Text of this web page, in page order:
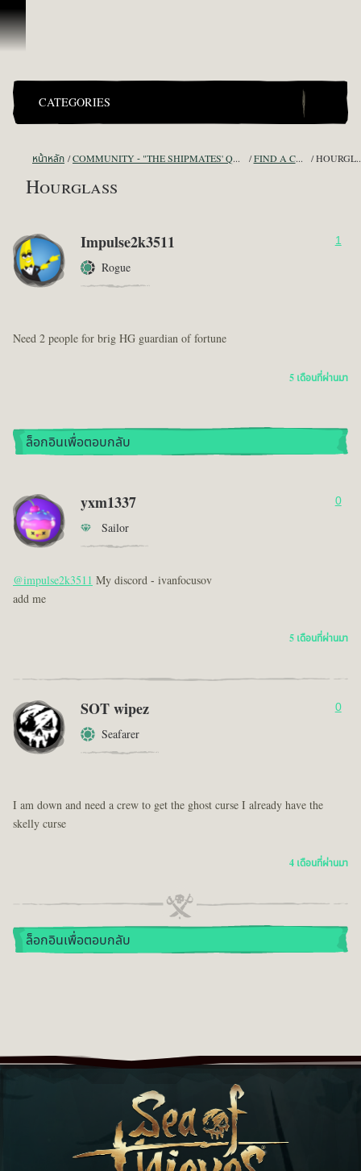
ข้ามไปที่คอนเทนต์
CATEGORIES
หน้าหลัก COMMUNITY - "THE SHIPMATES' QUARTERS" FIND A CREW!
Hourglass
Impulse2k3511
Rogue
1
Need 2 people for brig HG guardian of fortune
5 เดือนที่ผ่านมา
ล็อกอินเพื่อตอบกลับ
yxm1337
Sailor
0
@impulse2k3511 My discord - ivanfocusov
add me
5 เดือนที่ผ่านมา
SOT wipez
Seafarer
0
I am down and need a crew to get the ghost curse I already have the
skelly curse
4 เดือนที่ผ่านมา
ล็อกอินเพื่อตอบกลับ